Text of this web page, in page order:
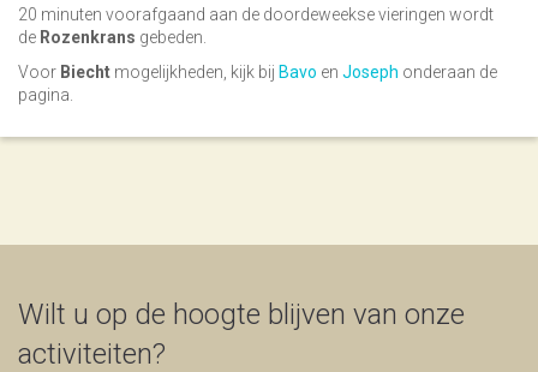
20 minuten voorafgaand aan de doordeweekse vieringen wordt
de Rozenkrans gebeden.
Voor Biecht mogelijkheden, kijk bij Bavo en Joseph onderaan de
pagina.
Wilt u op de hoogte blijven van onze
activiteiten?